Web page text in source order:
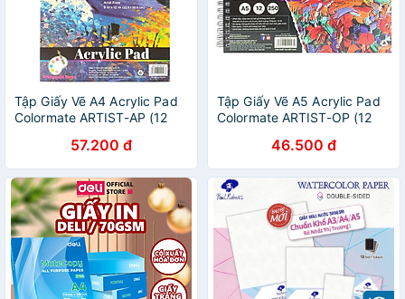
Tập Giấy Vẽ A4 Acrylic Pad
Colormate ARTIST-AP (12
57.200 đ
Tập Giấy Vẽ A5 Acrylic Pad
Colormate ARTIST-OP (12
46.500 đ